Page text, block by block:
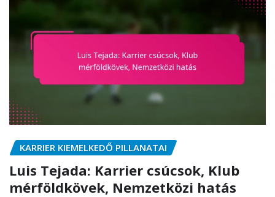
KARRIER KIEMELKEDŐ PILLANATAI
Luis Tejada: Karrier csúcsok, Klub
mérföldkövek, Nemzetközi hatás